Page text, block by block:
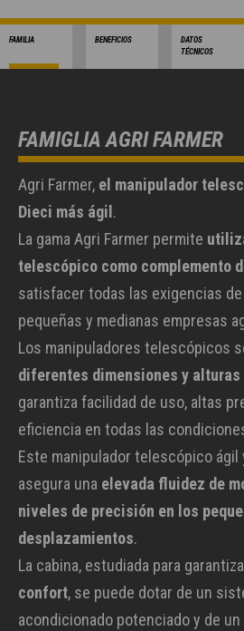
FAMILIA BENEFICIOS
DATOS
TÉCNICOS
FAMIGLIA AGRI FARMER
Agri Farmer, el manipulador
Dieci más ágil .
La gama Agri Farmer permite
telescópico como complemento
satisfacer todas las exigencias
pequeñas y medianas empresas
Los manipuladores telescópicos
diferentes dimensiones y alturas
garantiza facilidad de uso, altas
eficiencia en todas las
Este manipulador telescópico ágil
asegura una elevada fluidez de
niveles de precisión en los
desplazamientos.
La cabina, estudiada para
confort, se puede dotar de un
acondicionado potenciado y de